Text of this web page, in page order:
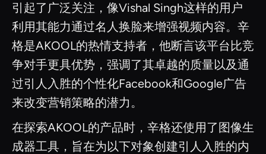
引起了广泛关注，像Vishal Singh这样的用户
利用其能力通过名人换脸来增强视频内容。辛
格是AKOOL的热情支持者，他断言该平台比竞
争对手更具优势，强调了其卓越的质量以及通
过引人入胜的个性化Facebook和Google广告
来改变营销策略的潜力。
在探索AKOOL的产品时，辛格还使用了图像生
成器工具，旨在为以下对象创建引人入胜的内